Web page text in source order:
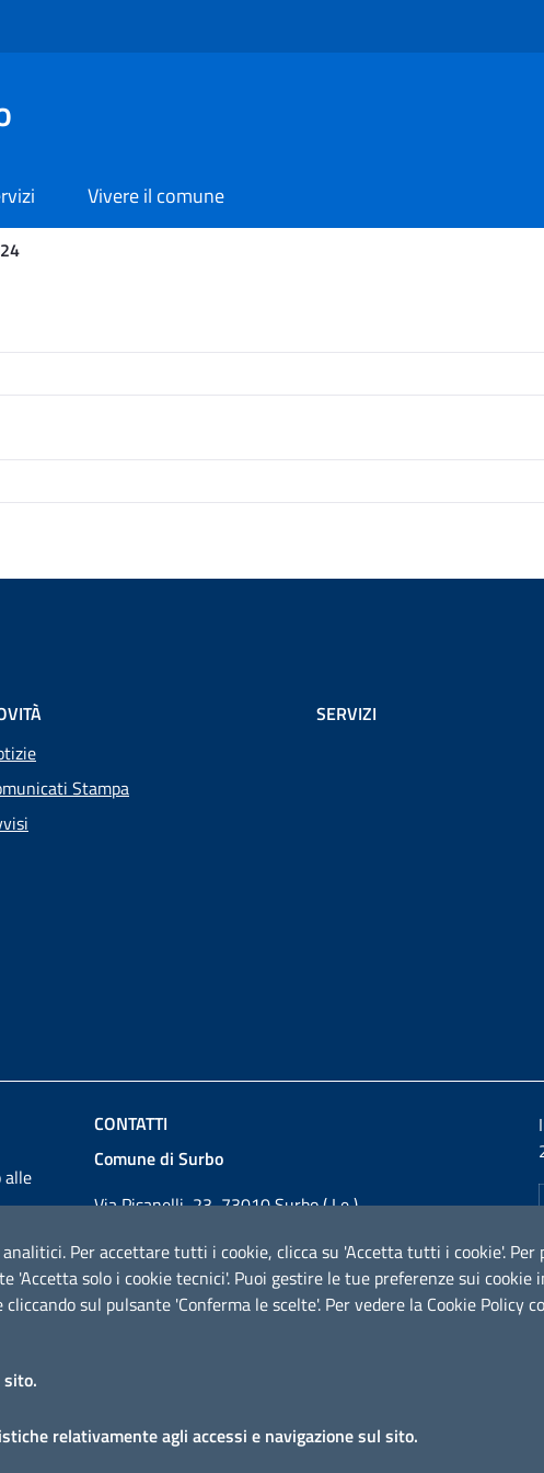
Per accettare tutti i cookie, clicca su 'Accetta tutti i cookie'.
'Accetta solo i cookie tecnici'. Puoi gestire le tue preferenze sui
sul pulsante 'Conferma le scelte'. Per vedere la Cookie Policy
sito.
relativamente agli accessi e navigazione sul sito.
Vivere il comune
Stampa
SERVIZI
alle
CONTATTI
Comune di Surbo
Via Pisanelli, 23, 73010 Surbo ( Le )
Telefono: 0832 360800
Fax: 0832 360821
Email:comunesurbo@pec.it